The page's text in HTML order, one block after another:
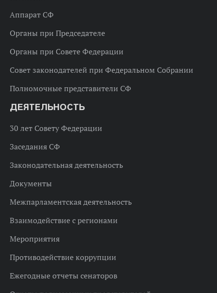
Аппарат СФ
Органы при Председателе
Органы при Совете Федерации
Совет законодателей при Федеральном Собрании
Полномочные представители СФ
ДЕЯТЕЛЬНОСТЬ
30 лет Совету Федерации
Заседания СФ
Законодательная деятельность
Документы
Межпарламентская деятельность
Взаимодействие с регионами
Мероприятия
Противодействие коррупции
Ежегодные отчеты сенаторов